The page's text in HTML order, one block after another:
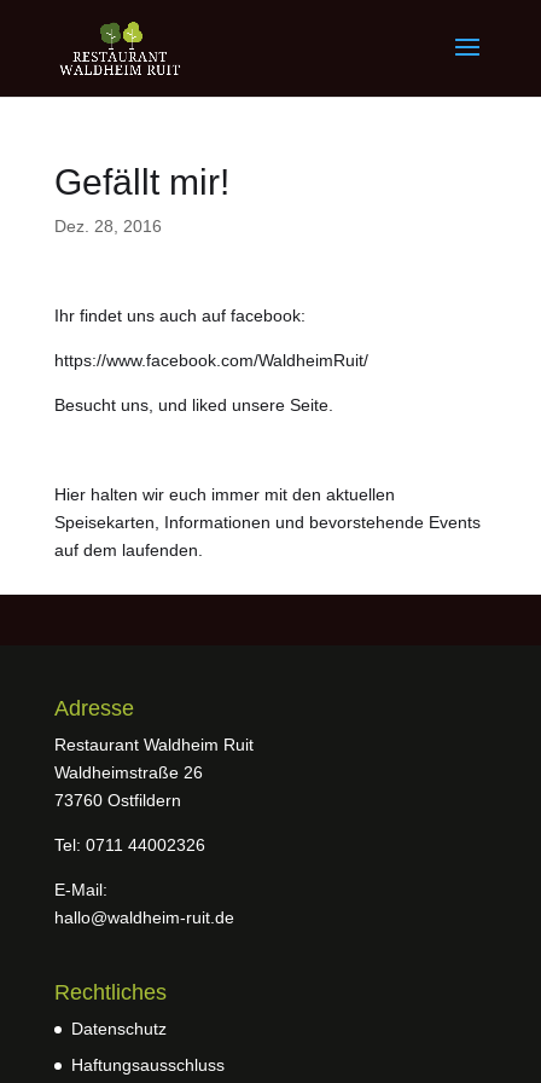
Gefällt mir!
Dez. 28, 2016
Ihr findet uns auch auf facebook:
https://www.facebook.com/WaldheimRuit/
Besucht uns, und liked unsere Seite.
Hier halten wir euch immer mit den aktuellen
Speisekarten, Informationen und bevorstehende Events
auf dem laufenden.
Adresse
Restaurant Waldheim Ruit
Waldheimstraße 26
73760 Ostfildern
Tel: 0711 44002326
E-Mail:
hallo@waldheim-ruit.de
Rechtliches
Datenschutz
Haftungsausschluss